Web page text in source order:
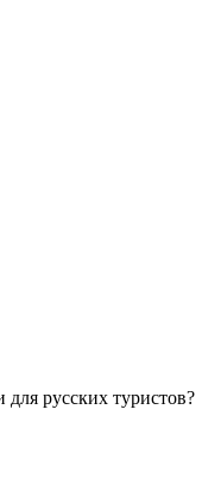
русских туристов?